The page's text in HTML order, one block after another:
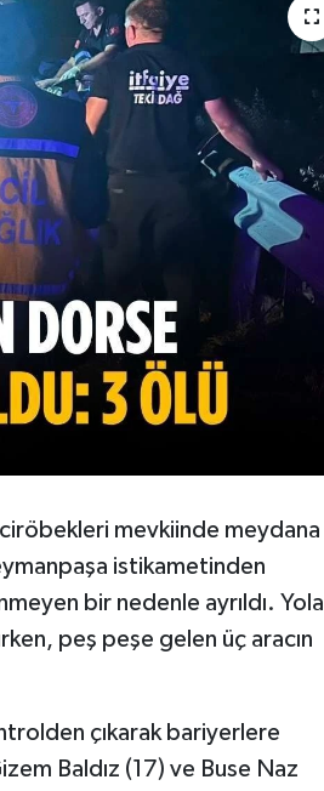
mevkiinde meydana
istikametinden
bir nedenle ayrıldı. Yola
peş peşe gelen üç aracın
çıkarak bariyerlere
Baldız (17) ve Buse Naz